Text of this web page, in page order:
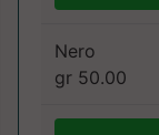
Nero
gr 50.00